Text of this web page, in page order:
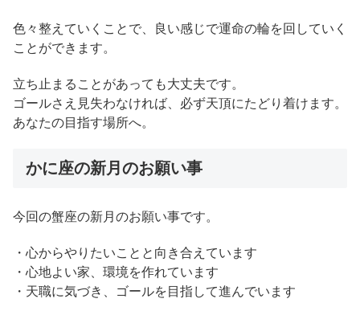
色々整えていくことで、良い感じで運命の輪を回していく
ことができます。
立ち止まることがあっても大丈夫です。
ゴールさえ見失わなければ、必ず天頂にたどり着けます。
あなたの目指す場所へ。
かに座の新月のお願い事
今回の蟹座の新月のお願い事です。
・心からやりたいことと向き合えています
・心地よい家、環境を作れています
・天職に気づき、ゴールを目指して進んでいます